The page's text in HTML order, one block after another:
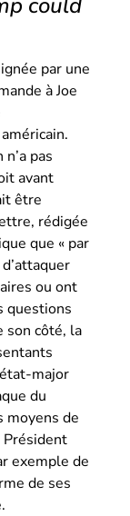
par une
à Joe
pas
avant
être
rédigée
que « par
ou ont
questions
son côté, la
major
du
moyens de
Président
exemple de
de ses